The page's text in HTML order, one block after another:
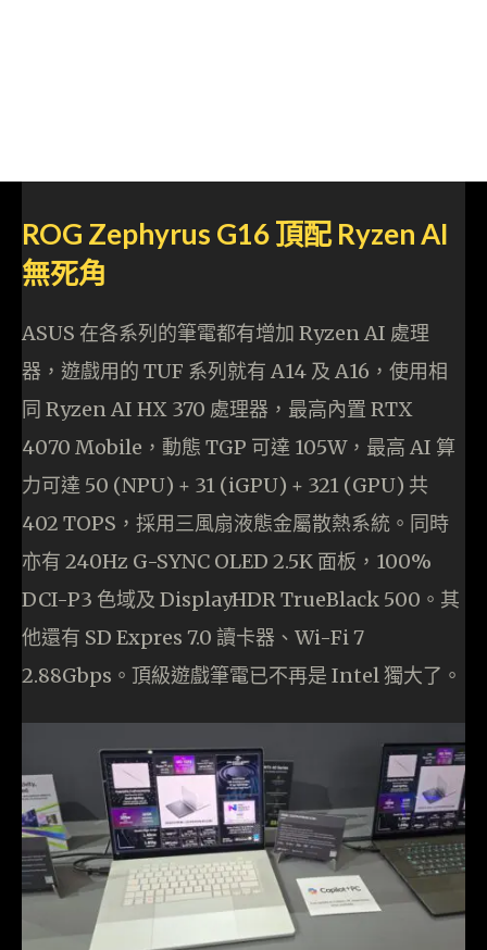
ROG Zephyrus G16 頂配 Ryzen AI
無死角
ASUS 在各系列的筆電都有增加 Ryzen AI 處理
器，遊戲用的 TUF 系列就有 A14 及 A16，使用相
同 Ryzen AI HX 370 處理器，最高內置 RTX
4070 Mobile，動態 TGP 可達 105W，最高 AI 算
力可達 50 (NPU) + 31 (iGPU) + 321 (GPU) 共
402 TOPS，採用三風扇液態金屬散熱系統。同時
亦有 240Hz G-SYNC OLED 2.5K 面板，100%
DCI-P3 色域及 DisplayHDR TrueBlack 500。其
他還有 SD Expres 7.0 讀卡器、Wi-Fi 7
2.88Gbps。頂級遊戲筆電已不再是 Intel 獨大了。